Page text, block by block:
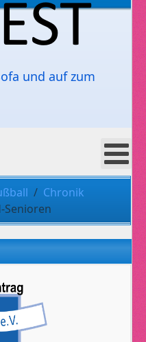
und auf zum
Chronik
Senioren